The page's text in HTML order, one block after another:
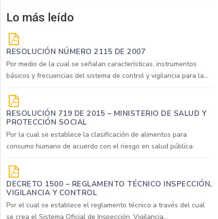
Lo más leído
RESOLUCIÓN NÚMERO 2115 DE 2007
Por medio de la cual se señalan características, instrumentos
básicos y frecuencias del sistema de control y vigilancia para la...
RESOLUCIÓN 719 DE 2015 – MINISTERIO DE SALUD Y
PROTECCIÓN SOCIAL
Por la cual se establece la clasificación de alimentos para
consumo humano de acuerdo con el riesgo en salud pública.
DECRETO 1500 – REGLAMENTO TÉCNICO INSPECCIÓN,
VIGILANCIA Y CONTROL
Por el cual se establece el reglamento técnico a través del cual
se crea el Sistema Oficial de Inspección, Vigilancia...